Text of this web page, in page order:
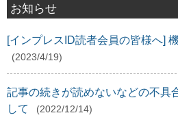
お知らせ
[インプレスID読者会員の皆様へ]
(2023/4/19)
記事の続きが読めないなどの不具
して
(2022/12/14)